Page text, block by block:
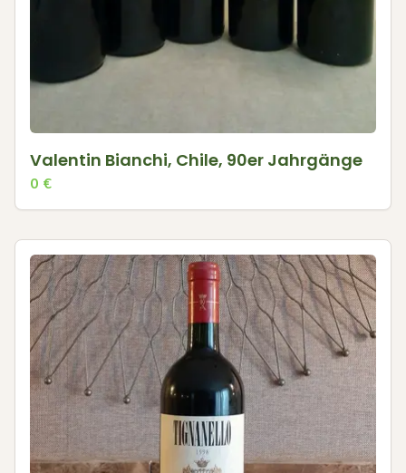
Valentin Bianchi, Chile, 90er Jahrgänge
0 €